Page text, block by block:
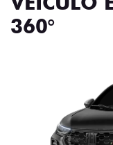
360°